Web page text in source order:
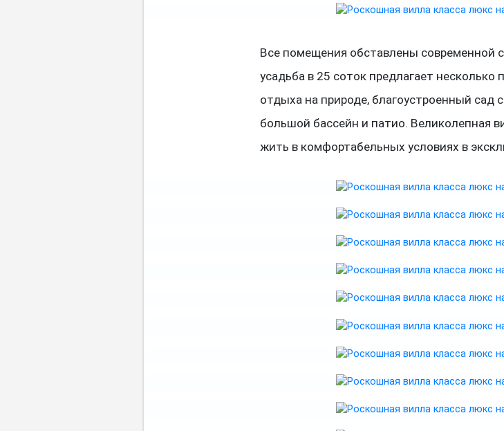
Все помещения обставлены современной
усадьба в 25 соток предлагает
отдыха на природе, благоустроенный сад
большой бассейн и патио. Великолепная
жить в комфортабельных условиях в